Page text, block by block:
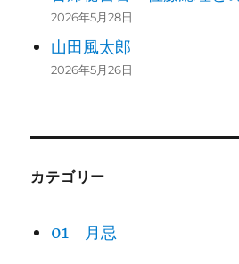
2026年5月28日
山田風太郎
2026年5月26日
カテゴリー
01 月忌